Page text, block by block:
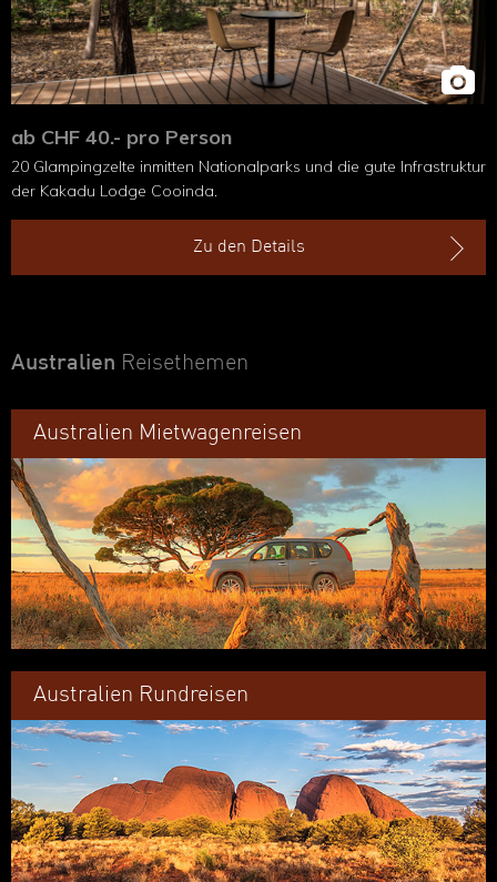
ab CHF 40.- pro Person
20 Glampingzelte inmitten Nationalparks und die gute Infrastruktur
der Kakadu Lodge Cooinda.
Zu den Details
Australien Reisethemen
Australien Mietwagenreisen
Australien Rundreisen